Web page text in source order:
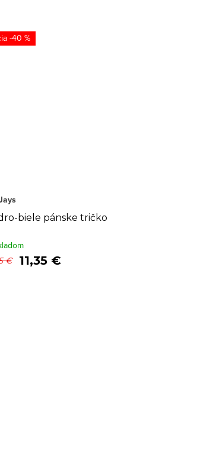
-40 %
biele pánske tričko
€ 11,35 €